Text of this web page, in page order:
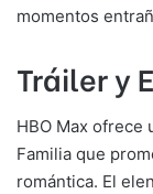
momentos
Tráiler y
HBO Max ofrece
Familia que
romántica. El